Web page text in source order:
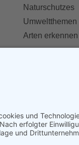
Naturschutzes
Umweltthemen
Arten erkennen
Spenden
Mitglied